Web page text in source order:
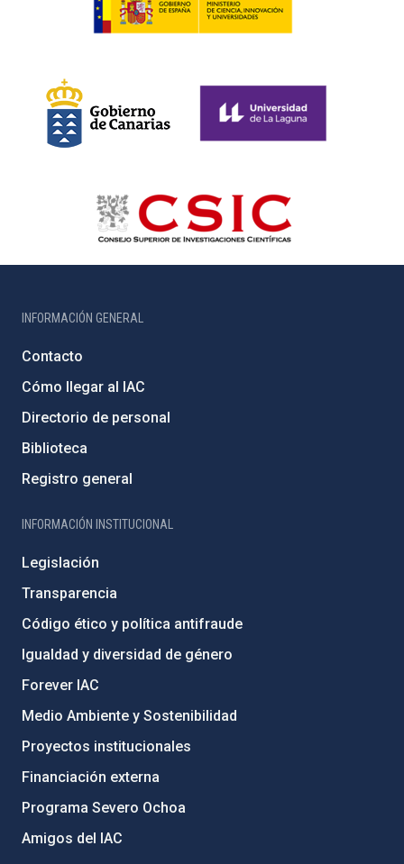
INFORMACIÓN GENERAL
Contacto
Cómo llegar al IAC
Directorio de personal
Biblioteca
Registro general
INFORMACIÓN INSTITUCIONAL
Legislación
Transparencia
Código ético y política antifraude
Igualdad y diversidad de género
Forever IAC
Medio Ambiente y Sostenibilidad
Proyectos institucionales
Financiación externa
Programa Severo Ochoa
Amigos del IAC